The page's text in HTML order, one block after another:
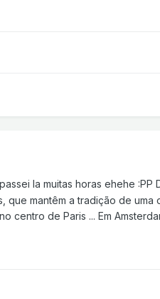
la muitas horas ehehe
mantêm a tradição de
centro de Paris ... Em